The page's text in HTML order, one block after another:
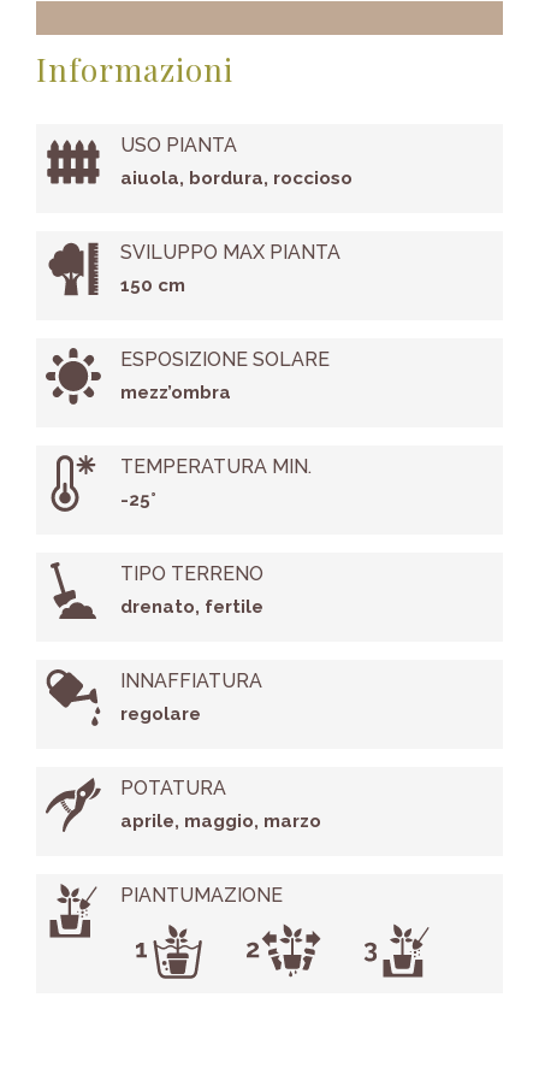
Informazioni
USO PIANTA
aiuola, bordura, roccioso
SVILUPPO MAX PIANTA
150 cm
ESPOSIZIONE SOLARE
mezz’ombra
TEMPERATURA MIN.
-25°
TIPO TERRENO
drenato, fertile
INNAFFIATURA
regolare
POTATURA
aprile, maggio, marzo
PIANTUMAZIONE